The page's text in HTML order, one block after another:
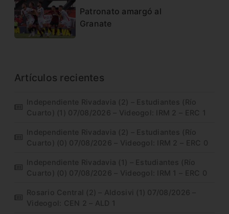
Patronato amargó al
Granate
Artículos recientes
Independiente Rivadavia (2) – Estudiantes (Río
Cuarto) (1) 07/08/2026 – Videogol: IRM 2 – ERC 1
Independiente Rivadavia (2) – Estudiantes (Río
Cuarto) (0) 07/08/2026 – Videogol: IRM 2 – ERC 0
Independiente Rivadavia (1) – Estudiantes (Río
Cuarto) (0) 07/08/2026 – Videogol: IRM 1 – ERC 0
Rosario Central (2) – Aldosivi (1) 07/08/2026 –
Videogol: CEN 2 – ALD 1